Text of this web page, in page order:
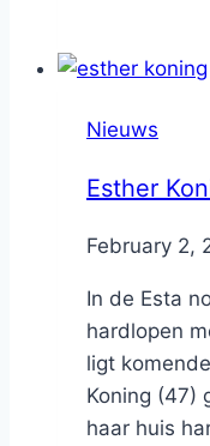
Nieuws
Esther
ByNicole
February 2,
In de Esta
hardlopen
ligt
Koning (47)
haar huis